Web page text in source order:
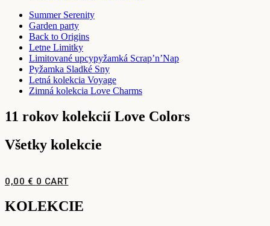
Summer Serenity
Garden party
Back to Origins
Letne Limitky
Limitované upcypyžamká Scrap’n’Nap
Pyžamka Sladké Sny
Letná kolekcia Voyage
Zimná kolekcia Love Charms
11 rokov kolekcií Love Colors
Všetky kolekcie
0,00 € 0 CART
KOLEKCIE